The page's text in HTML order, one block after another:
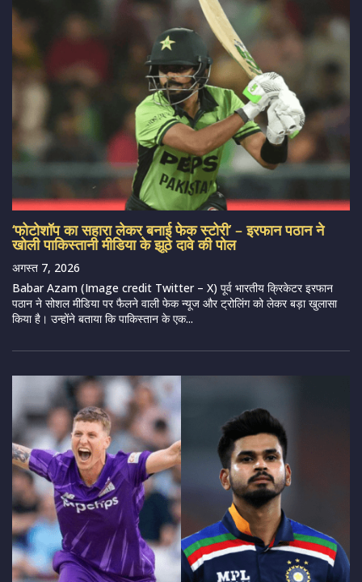
‘फोटोशॉप का सहारा लेकर बनाई फेक स्टोरी’ – इरफान पठान ने
खोली पाकिस्तानी मीडिया के झूठे दावे की पोल
अगस्त 7, 2026
Babar Azam (Image credit Twitter – X) पूर्व भारतीय क्रिकेटर इरफान
पठान ने सोशल मीडिया पर फैलने वाली फेक न्यूज और ट्रोलिंग को लेकर बड़ा खुलासा
किया है। उन्होंने बताया कि पाकिस्तान के एक...